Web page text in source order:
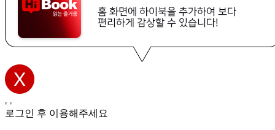
로그인 후 이용해주세요